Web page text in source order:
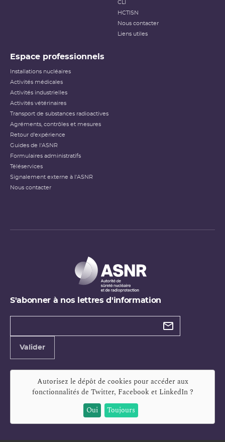
CLI
HCTISN
Nous contacter
Liens utiles
Espace professionnels
Installations nucléaires
Activités médicales
Activités industrielles
Activités vétérinaires
Transport de substances radioactives
Agréments, contrôles et mesures
Retour d'expérience
Guides de l'ASNR
Formulaires administratifs
Téléservices
Signalement externe à l'ASNR
Nous contacter
S'abonner à nos lettres d'information
Types de
Valider
Autorisez le dépôt de cookies pour accéder aux
fonctionnalités de Twitter, Facebook et LinkedIn?
Oui
Toujours